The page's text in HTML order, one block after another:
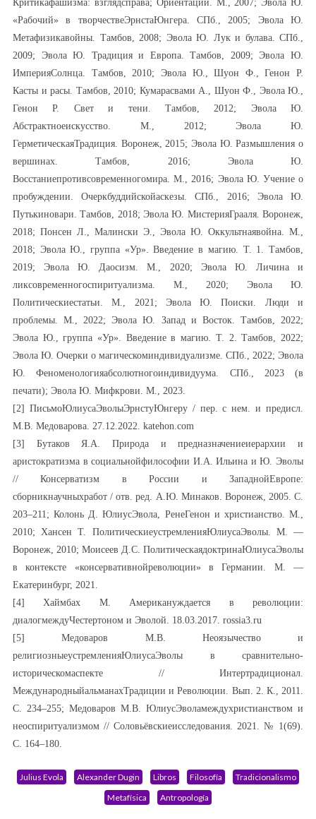
Критикафашизма: взглядсправа; Ориентации. М., 2007; Эвола Ю.
«Рабочий» в творчествеЭрнстаЮнгера. СПб., 2005; Эвола Ю.
Метафизикавойны. Тамбов, 2008; Эвола Ю. Лук и булава. СПб.,
2009; Эвола Ю. Традиция и Европа. Тамбов, 2009; Эвола Ю.
ИмперияСолнца. Тамбов, 2010; Эвола Ю., Шуон Ф., Генон Р.
Касты и расы. Тамбов, 2010; Кумарасвами А., Шуон Ф., Эвола Ю.,
Генон Р. Свет и тени. Тамбов, 2012; Эвола Ю.
Абстрактноеискусство. М., 2012; Эвола Ю.
ГерметическаяТрадиция. Воронеж, 2015; Эвола Ю. Размышления о
вершинах. Тамбов, 2016; Эвола Ю.
Восстаниепротивсовременногомира. М., 2016; Эвола Ю. Учение о
пробуждении. Очеркбуддийскойаскезы. СПб., 2016; Эвола Ю.
Путькиновари. Тамбов, 2018; Эвола Ю. МистерияГрааля. Воронеж,
2018; Понсен Л., Малински Э., Эвола Ю. Оккультнаявойна. М.,
2018; Эвола Ю., группа «Ур». Введение в магию. Т. 1. Тамбов,
2019; Эвола Ю. Даосизм. М., 2020; Эвола Ю. Личина и
ликсовременногоспиритуализма. М., 2020; Эвола Ю.
Политическиестатьи. М., 2021; Эвола Ю. Поиски. Люди и
проблемы. М., 2022; Эвола Ю. Запад и Восток. Тамбов, 2022;
Эвола Ю., группа «Ур». Введение в магию. Т. 2. Тамбов, 2022;
Эвола Ю. Очерки о магическоминдивидуализме. СПб., 2022; Эвола
Ю. Феноменологияабсолютногоиндивидуума. СПб., 2023 (в
печати); Эвола Ю. Мифкрови. М., 2023.
[2] ПисьмоЮлиусаЭволыЭрнстуЮнгеру / пер. с нем. и предисл.
М.В. Медоварова. 27.12.2022. katehon.com
[3] Бутаков Я.А. Природа и предназначениеиерархии и
аристократизма в социальнойфилософии И.А. Ильина и Ю. Эволы
// Консерватизм в России и ЗападнойЕвропе:
сборникнаучныхработ / отв. ред. А.Ю. Минаков. Воронеж, 2005. С.
203–211; Колонь Д. ЮлиусЭвола, РенеГенон и христианство. М.,
2010; Хансен Т. ПолитическиеустремленияЮлиусаЭволы. М. —
Воронеж, 2010; Моисеев Д.С. ПолитическаядоктринаЮлиусаЭволы
в контексте «консервативнойреволюции» в Германии. М. —
Екатеринбург, 2021.
[4] Хаймбах М. Американуждается в революции:
диалогмеждуЧестертоном и Эволой. 18.03.2017. rossia3.ru
[5] Медоваров М.В. Неоязычество и
религиозныеустремленияЮлиусаЭволы в сравнительно-
историческомаспекте // Интертрадиционал.
МеждународныйальманахТрадиции и Революции. Вып. 2. К., 2011.
С. 234–255; Медоваров М.В. ЮлиусЭволамеждухристианством и
неоспиритуализмом // Соловьёвскиеисследования. 2021. № 1(69).
С. 164–180.
Julius Evola Alexander Dugin Libros Filosofía
Tradicionalismo
Metafísica
Antropología